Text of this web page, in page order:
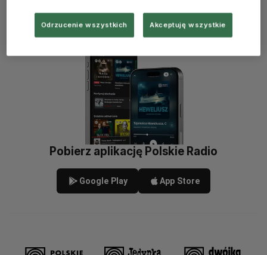
Pobierz aplikację Polskie Radio
Google Play App Store
Odrzucenie wszystkich Akceptuję wszystkie